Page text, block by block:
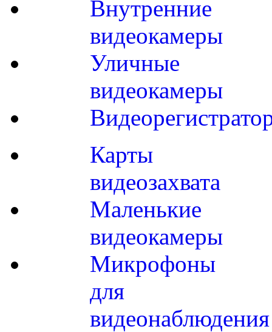
Внутренние
видеокамеры
Уличные
видеокамеры
Карты
видеозахвата
Маленькие
видеокамеры
Микрофоны
для
видеонаблюдения